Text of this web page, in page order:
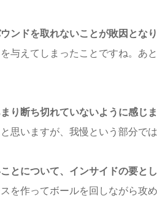
ンドを取れないことが敗因とな
与えてしまったことですね。あ
り断ち切れていないように感じ
思いますが、我慢という部分で
とについて、インサイドの要と
を作ってボールを回しながら攻